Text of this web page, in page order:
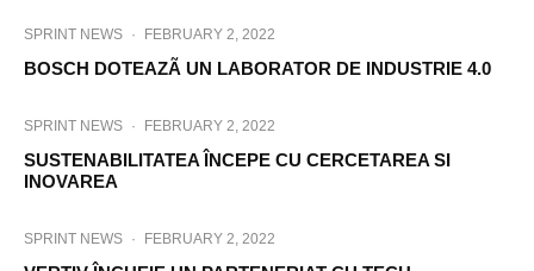
SPRINT NEWS · FEBRUARY 2, 2022
BOSCH DOTEAZÃ UN LABORATOR DE INDUSTRIE 4.0
SPRINT NEWS · FEBRUARY 2, 2022
SUSTENABILITATEA ÎNCEPE CU CERCETAREA SI
INOVAREA
SPRINT NEWS · FEBRUARY 2, 2022